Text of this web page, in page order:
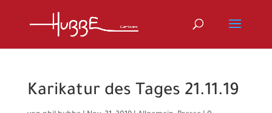
Karikatur des Tages 21.11.19